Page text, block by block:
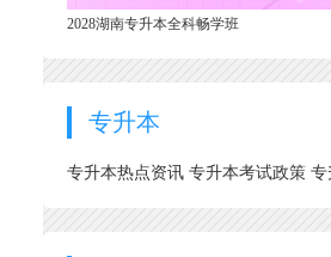
2028湖南专升本全科畅学班
专升本
专升本热点资讯 专升本考试政策 专